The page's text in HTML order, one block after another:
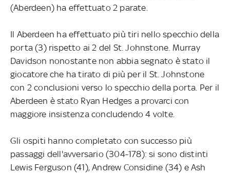
(Aberdeen) ha effettuato 2 parate.
Il Aberdeen ha effettuato più tiri nello specchio della
porta (3) rispetto ai 2 del St. Johnstone. Murray
Davidson nonostante non abbia segnato è stato il
giocatore che ha tirato di più per il St. Johnstone
con 2 conclusioni verso lo specchio della porta. Per il
Aberdeen è stato Ryan Hedges a provarci con
maggiore insistenza concludendo 4 volte.
Gli ospiti hanno completato con successo più
passaggi dell'avversario (304-178): si sono distinti
Lewis Ferguson (41), Andrew Considine (34) e Ash